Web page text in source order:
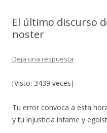
El último discurso
noster
Deja una respuesta
[Visto: 3439 veces]
Tu error convoca a esta
y tu injusticia infame y